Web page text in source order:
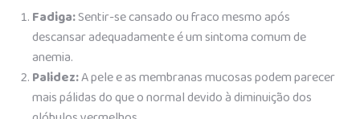
Fadiga:Sentir-se cansado ou fraco mesmo após
descansar adequadamente é um sintoma comum de
anemia.
Palidez:A pele e as membranas mucosas podem parecer
mais pálidas do que o normal devido à diminuição dos